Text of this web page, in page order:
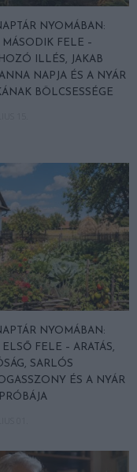
NYOMÁBAN:
MÁSODIK FELE –
ILLÉS, JAKAB
ANNA NAPJA ÉS A NYÁR
BÖLCSESSÉGE
NYOMÁBAN:
ELSŐ FELE – ARATÁS,
SARLÓS
ÉS A NYÁR